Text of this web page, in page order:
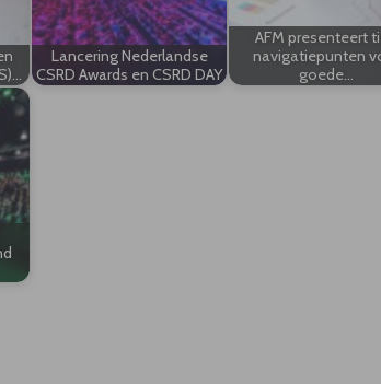
Lancering Nederlandse
CSRD Awards en CSRD DAY
AFM presenteert
navigatiepunten
goede…